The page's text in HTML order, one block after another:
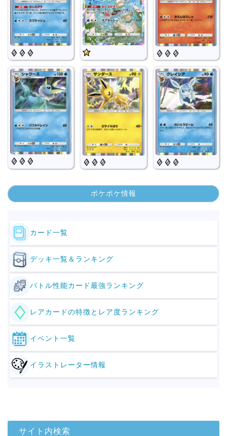
ポケポケ情報
カード一覧
デッキ一覧＆ランキング
バトル性能カード最強ランキング
レアカードの特徴とレア度ランキング
イベント一覧
イラストレーター情報
サイト内検索